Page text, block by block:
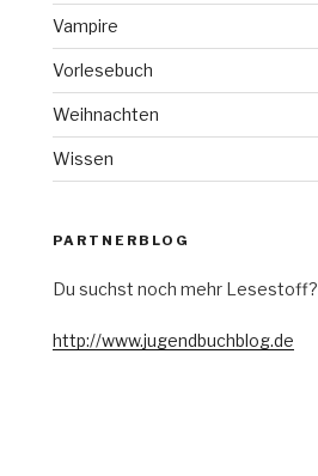
Vampire
Vorlesebuch
Weihnachten
Wissen
PARTNERBLOG
Du suchst noch mehr Lesestoff?
http://www.jugendbuchblog.de